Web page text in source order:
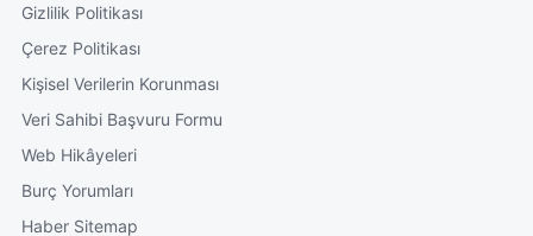
Gizlilik Politikası
Çerez Politikası
Kişisel Verilerin Korunması
Veri Sahibi Başvuru Formu
Web Hikâyeleri
Burç Yorumları
Haber Sitemap